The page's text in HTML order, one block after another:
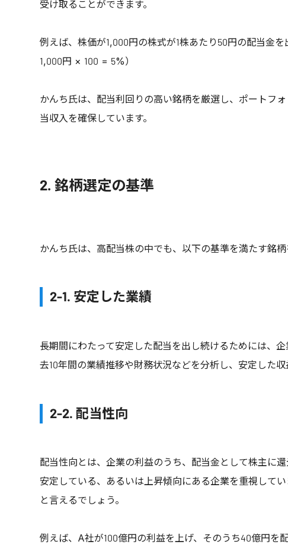
受け取ることができます。
例えば、株価が1,000円の株式が1株あたり50円の配当金
1,000円 × 100 = 5%）
かんち氏は、配当利回りの高い銘柄を厳選し、ポートフ
当収入を確保しています。
2. 銘柄選定の基準
かんち氏は、高配当株の中でも、以下の基準を満たす銘柄
2-1. 安定した業績
長期間にわたって安定した配当を出し続けるためには、
去10年間の業績推移や財務状況などを分析し、安定した収
2-2. 配当性向
配当性向とは、企業の利益のうち、配当金として株主に
安定している、あるいは上昇傾向にある企業を重視して
と言えるでしょう。
例えば、A社が100億円の利益を上げ、そのうち40億円を